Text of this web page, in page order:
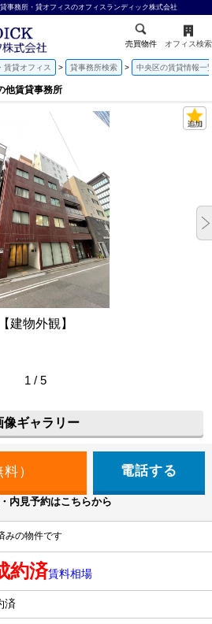
事務所・貸オフィスのオフィスランディック株式会社
売買物件 オフィス検索
賃貸オフィス 貸事務所検索 中央区の賃貸情報一
賃貸事務所
【建物外観】
1 / 5
像ギャラリー
電話する
内見予約はこちらから
みの物件です
約済賃料相場
済